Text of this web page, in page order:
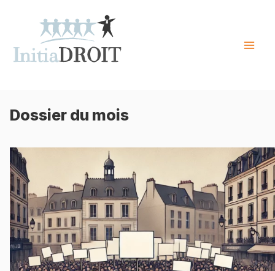
Dossier du mois